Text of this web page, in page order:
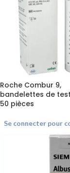
Roche Combur 9,
bandelettes de
50 pièces
Se connecter pour